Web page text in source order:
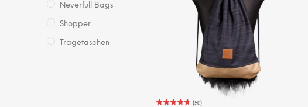
Neverfull Bags
Shopper
Tragetaschen
(50)